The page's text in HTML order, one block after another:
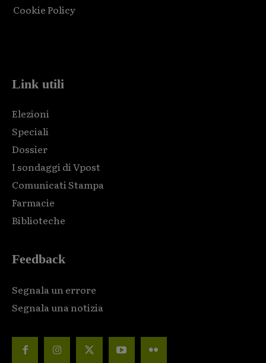
Cookie Policy
Link utili
Elezioni
Speciali
Dossier
I sondaggi di Vpost
Comunicati Stampa
Farmacie
Biblioteche
Feedback
Segnala un errore
Segnala una notizia